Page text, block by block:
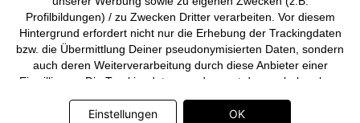
Profilbildungen) / zu Zwecken Dritter verarbeiten. Vor diesem
Hintergrund erfordert nicht nur die Erhebung der Trackingdaten
bzw. die Übermittlung Deiner pseudonymisierten Daten, sondern
auch deren Weiterverarbeitung durch diese Anbieter einer
Einwilligung. Die Trackingdaten werden erst dann erhoben bzw.
Deine pseudonymisierten Daten erst dann übermittelt, wenn Du
auf den in dem Banner auf bonprix.de wiedergebenden Button
Einstellungen OK